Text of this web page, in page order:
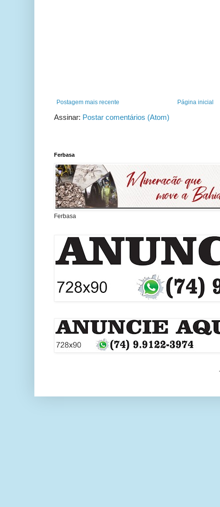
Postagem mais recente Página inicial
Assinar: Postar comentários (Atom)
Ferbasa
Ferbasa